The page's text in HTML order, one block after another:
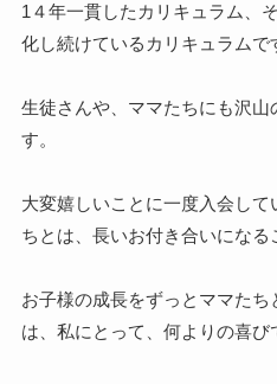
1４年一貫したカリキュラム、
化し続けているカリキュラムで
生徒さんや、ママたちにも沢山
す。
大変嬉しいことに一度入会し
ちとは、長いお付き合いになる
お子様の成長をずっとママたち
は、私にとって、何よりの喜び